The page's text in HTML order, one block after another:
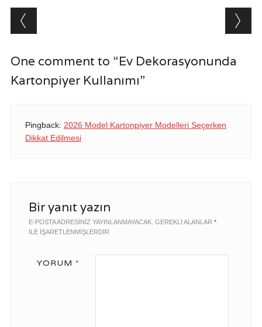
Post navigation
One comment to “Ev Dekorasyonunda
Kartonpiyer Kullanımı”
Pingback: 2026 Model Kartonpiyer Modelleri Seçerken
Dikkat Edilmesi
Bir yanıt yazın
E-POSTA ADRESINIZ YAYINLANMAYACAK. GEREKLI ALANLAR *
ILE IŞARETLENMIŞLERDIR
YORUM *